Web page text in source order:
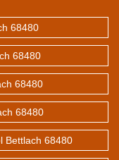
68480
68480
68480
68480
Bettlach 68480